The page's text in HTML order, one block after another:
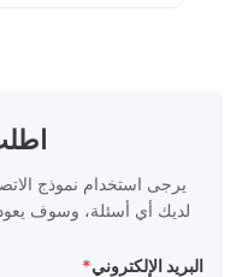
JIS DIN ASTM GB EN AISI
High-quality tinplate with
اطلب
يرجى استخدام نموذج الاتصال
لديك أي أسئلة، وسوف يعود
البريد الإلكتروني*